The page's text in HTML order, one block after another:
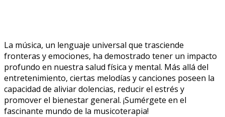
La música, un lenguaje universal que trasciende
fronteras y emociones, ha demostrado tener un impacto
profundo en nuestra salud física y mental. Más allá del
entretenimiento, ciertas melodías y canciones poseen la
capacidad de aliviar dolencias, reducir el estrés y
promover el bienestar general. ¡Sumérgete en el
fascinante mundo de la musicoterapia!